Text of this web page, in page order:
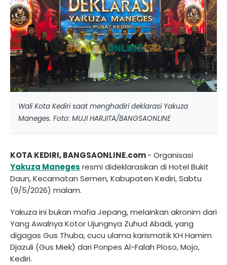
Wali Kota Kediri saat menghadiri deklarasi Yakuza
Maneges. Foto: MUJI HARJITA/BANGSAONLINE
KOTA KEDIRI, BANGSAONLINE.com- Organisasi
Yakuza Maneges resmi dideklarasikan di Hotel Bukit
Daun, Kecamatan Semen, Kabupaten Kediri, Sabtu
(9/5/2026) malam.
Yakuza ini bukan mafia Jepang, melainkan akronim dari
Yang Awalnya Kotor Ujungnya Zuhud Abadi, yang
digagas Gus Thuba, cucu ulama karismatik KH Hamim
Djazuli (Gus Miek) dari Ponpes Al-Falah Ploso, Mojo,
Kediri.